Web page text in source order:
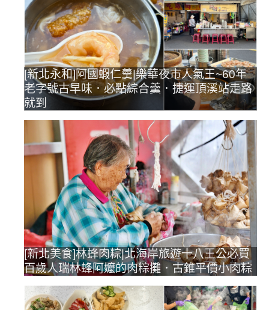
[新北永和]阿國蝦仁羹|樂華夜市人氣王~60年
老字號古早味．必點綜合羹．捷運頂溪站走路
就到
[新北美食]林蜂肉粽|北海岸旅遊十八王公必買
百歲人瑞林蜂阿嬤的肉粽攤．古錐平價小肉粽